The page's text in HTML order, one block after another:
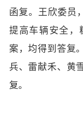
函复。王欣委员
提高车辆安全，
案，均得到答复
兵、雷献禾、黄
复。